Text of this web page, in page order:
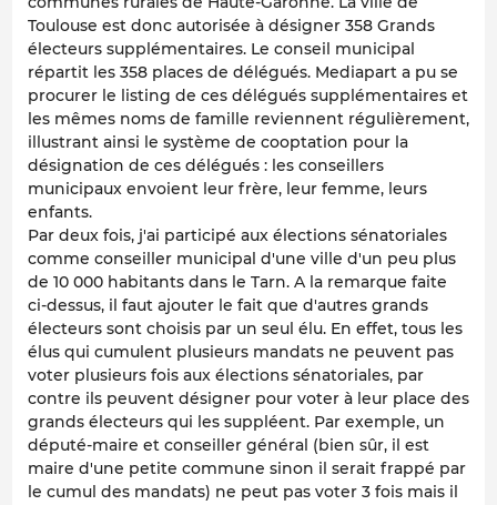
Toulouse est donc autorisée à désigner 358 Grands
électeurs supplémentaires. Le conseil municipal
répartit les 358 places de délégués. Mediapart a pu se
procurer le listing de ces délégués supplémentaires et
les mêmes noms de famille reviennent régulièrement,
illustrant ainsi le système de cooptation pour la
désignation de ces délégués : les conseillers
municipaux envoient leur frère, leur femme, leurs
enfants.
Par deux fois, j'ai participé aux élections sénatoriales
comme conseiller municipal d'une ville d'un peu plus
de 10 000 habitants dans le Tarn. A la remarque faite
ci-dessus, il faut ajouter le fait que d'autres grands
électeurs sont choisis par un seul élu. En effet, tous les
élus qui cumulent plusieurs mandats ne peuvent pas
voter plusieurs fois aux élections sénatoriales, par
contre ils peuvent désigner pour voter à leur place des
grands électeurs qui les suppléent. Par exemple, un
député-maire et conseiller général (bien sûr, il est
maire d'une petite commune sinon il serait frappé par
le cumul des mandats) ne peut pas voter 3 fois mais il